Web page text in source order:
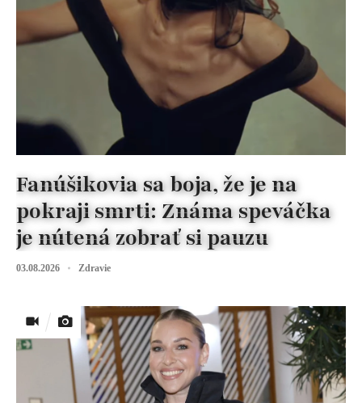
Fanúšikovia sa boja, že je na
pokraji smrti: Známa speváčka
je nútená zobrať si pauzu
03.08.2026 Zdravie